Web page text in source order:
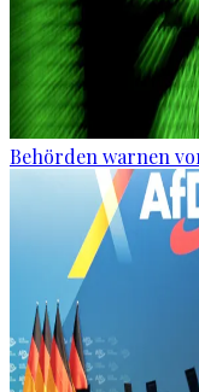
Behörden warnen